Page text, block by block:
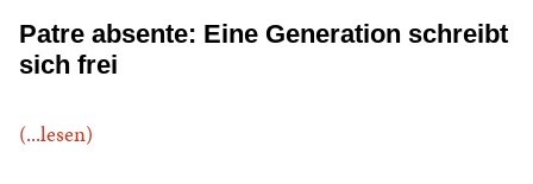
Patre absente: Eine Generation schreibt
sich frei
(...lesen)